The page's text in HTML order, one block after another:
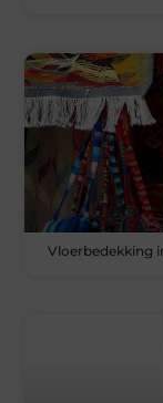
Vloerbedekking